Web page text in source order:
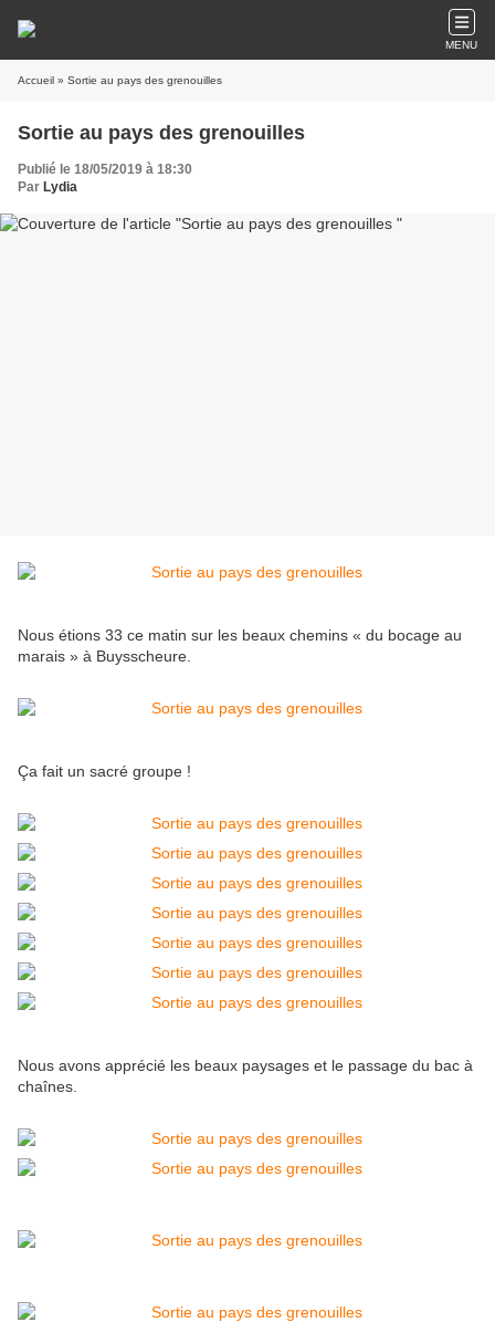
MENU
Accueil » Sortie au pays des grenouilles
Sortie au pays des grenouilles
Publié le 18/05/2019 à 18:30
Par Lydia
Nous étions 33 ce matin sur les beaux chemins « du bocage au
marais » à Buysscheure.
Ça fait un sacré groupe !
Nous avons apprécié les beaux paysages et le passage du bac à
chaînes.